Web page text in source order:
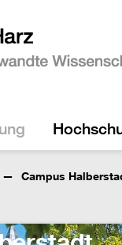
Campus